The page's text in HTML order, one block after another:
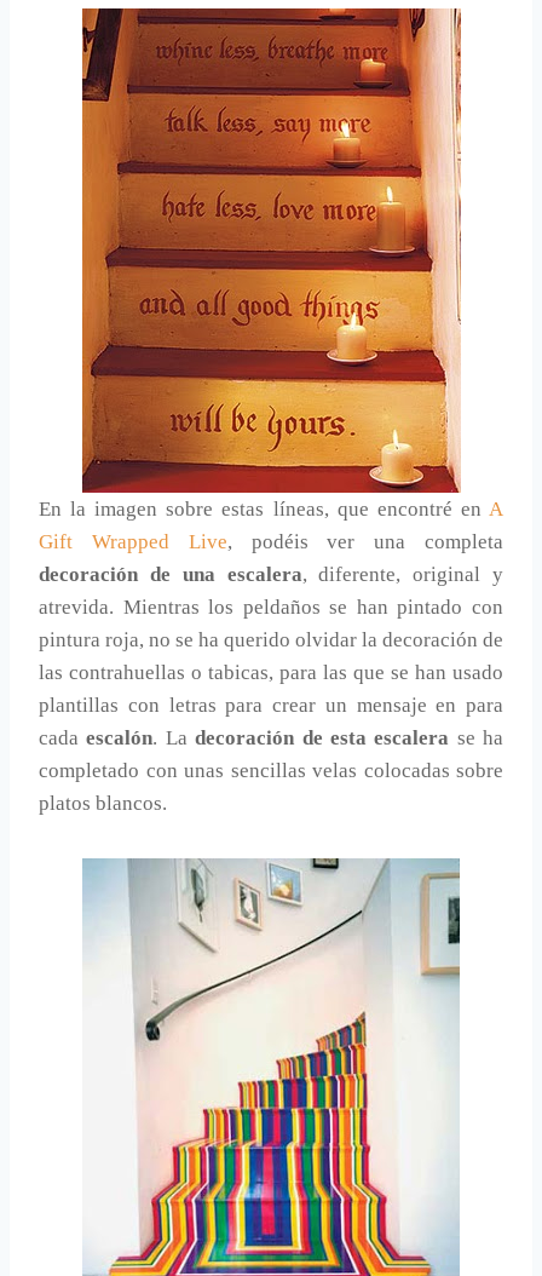
En la imagen sobre estas líneas, que encontré en A
Gift Wrapped Live, podéis ver una completa
decoración de una escalera, diferente, original y
atrevida. Mientras los peldaños se han pintado con
pintura roja, no se ha querido olvidar la decoración de
las contrahuellas o tabicas, para las que se han usado
plantillas con letras para crear un mensaje en para
cadaescalón. Ladecoración de esta escalera se ha
completado con unas sencillas velas colocadas sobre
platos blancos.